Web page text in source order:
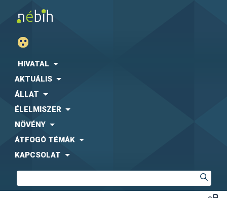
HIVATAL
AKTUÁLIS
ÁLLAT
ÉLELMISZER
NÖVÉNY
ÁTFOGÓ TÉMÁK
KAPCSOLAT